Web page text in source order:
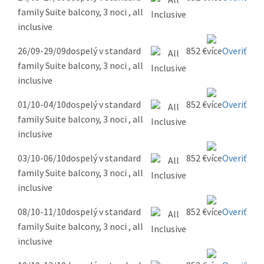
family Suite balcony, 3 noci , all
inclusive
26/09-29/09dospelý v standard
family Suite balcony, 3 noci , all
inclusive
852 € Overiť
01/10-04/10dospelý v standard
family Suite balcony, 3 noci , all
inclusive
852 € Overiť
03/10-06/10dospelý v standard
family Suite balcony, 3 noci , all
inclusive
852 € Overiť
08/10-11/10dospelý v standard
family Suite balcony, 3 noci , all
inclusive
852 € Overiť